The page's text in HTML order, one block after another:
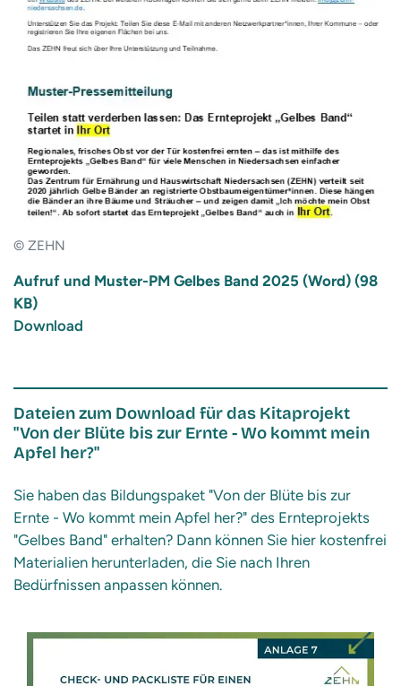
© ZEHN
Aufruf und Muster-PM Gelbes Band 2025 (Word) (98
KB)
Download
Dateien zum Download für das Kitaprojekt
"Von der Blüte bis zur Ernte - Wo kommt mein
Apfel her?"
Sie haben das Bildungspaket "Von der Blüte bis zur
Ernte - Wo kommt mein Apfel her?" des Ernteprojekts
"Gelbes Band" erhalten? Dann können Sie hier kostenfrei
Materialien herunterladen, die Sie nach Ihren
Bedürfnissen anpassen können.